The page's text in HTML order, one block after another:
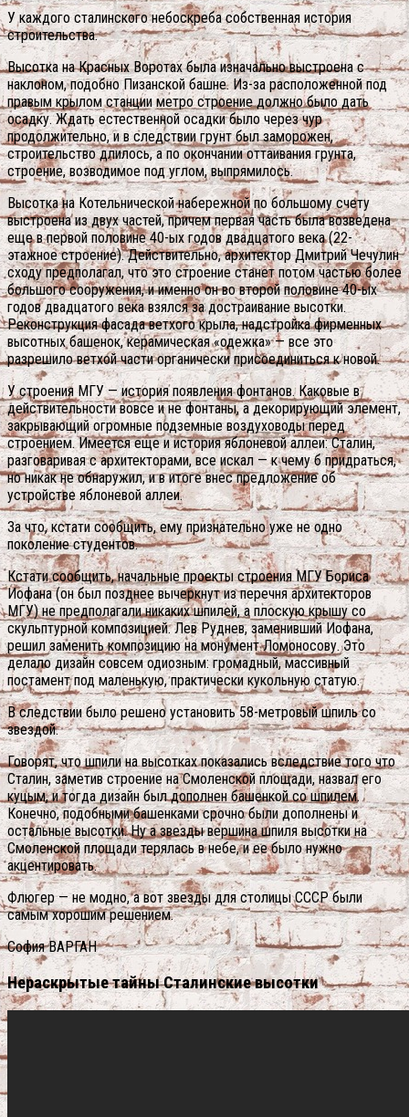
У каждого сталинского небоскреба собственная история
строительства.
Высотка на Красных Воротах была изначально выстроена с
наклоном, подобно Пизанской башне. Из-за расположенной под
правым крылом станции метро строение должно было дать
осадку. Ждать естественной осадки было через чур
продолжительно, и в следствии грунт был заморожен,
строительство длилось, а по окончании оттаивания грунта,
строение, возводимое под углом, выпрямилось.
Высотка на Котельнической набережной по большому счету
выстроена из двух частей, причем первая часть была возведена
еще в первой половине 40-ых годов двадцатого века (22-
этажное строение). Действительно, архитектор Дмитрий Чечулин
сходу предполагал, что это строение станет потом частью более
большого сооружения, и именно он во второй половине 40-ых
годов двадцатого века взялся за достраивание высотки.
Реконструкция фасада ветхого крыла, надстройка фирменных
высотных башенок, керамическая «одежка» — все это
разрешило ветхой части органически присоединиться к новой.
У строения МГУ — история появления фонтанов. Каковые в
действительности вовсе и не фонтаны, а декорирующий элемент,
закрывающий огромные подземные воздуховоды перед
строением. Имеется еще и история яблоневой аллеи: Сталин,
разговаривая с архитекторами, все искал — к чему б придраться,
но никак не обнаружил, и в итоге внес предложение об
устройстве яблоневой аллеи.
За что, кстати сообщить, ему признательно уже не одно
поколение студентов.
Кстати сообщить, начальные проекты строения МГУ Бориса
Иофана (он был позднее вычеркнут из перечня архитекторов
МГУ) не предполагали никаких шпилей, а плоскую крышу со
скульптурной композицией. Лев Руднев, заменивший Иофана,
решил заменить композицию на монумент Ломоносову. Это
делало дизайн совсем одиозным: громадный, массивный
постамент под маленькую, практически кукольную статую.
В следствии было решено установить 58-метровый шпиль со
звездой.
Говорят, что шпили на высотках показались вследствие того что
Сталин, заметив строение на Смоленской площади, назвал его
куцым, и тогда дизайн был дополнен башенкой со шпилем.
Конечно, подобными башенками срочно были дополнены и
остальные высотки. Ну а звезды вершина шпиля высотки на
Смоленской площади терялась в небе, и ее было нужно
акцентировать.
Флюгер — не модно, а вот звезды для столицы СССР были
самым хорошим решением.
София ВАРГАН
Нераскрытые тайны Сталинские высотки